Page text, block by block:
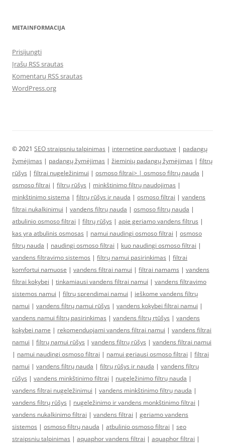
METAINFORMACIJA
Prisijungti
Įrašų RSS srautas
Komentarų RSS srautas
WordPress.org
© 2021 SEO straipsniu talpinimas | internetine parduotuve | padangų
žymėjimas | padangų žymėjimas | žieminių padangų žymėjimas | filtrų
rūšys | filtrai nugeležinimui | osmoso filtrai> | osmoso filtrų nauda |
osmoso filtrai | filtrų rūšys | minkštinimo filtrų naudojimas |
minkštinimo sistema | filtrų rūšys ir nauda | osmoso filtrai | vandens
filtrai nukalkinimui | vandens filtrų nauda | osmoso filtrų nauda |
atbulinio osmoso filtrai | filtrų rūšys | apie geriamo vandens filtrus |
kas yra atbulinis osmosas | namui naudingi osmoso filtrai | osmoso
filtrų nauda | naudingi osmoso filtrai | kuo naudingi osmoso filtrai |
vandens filtravimo sistemos | filtrų namui pasirinkimas | filtrai
komfortui namuose | vandens filtrai namui | filtrai namams | vandens
filtrai kokybei | tinkamiausi vandens filtrai namui | vandens filtravimo
sistemos namui | filtrų sprendimai namui | ieškome vandens filtrų
namui | vandens filtrų namui rūšys | vandens kokybei filtrai namui |
vandens namui filtrų pasirinkimas | vandens filtrų rtūšys | vandens
kokybei name | rekomenduojami vandens filtrai namui | vandens filtrai
namui | filtrų namui rūšys | vandens filtrų rūšys | vandens filtrai namui
| namui naudingi osmoso filtrai | namui geriausi osmoso filtrai | filtrai
namui | vandens filtrų nauda | filtrų rūšys ir nauda | vandens filtrų
rūšys | vandens minkštinimo filtrai | nugeležinimo filtrų nauda |
vandens filtrai nugeležinimui | vandens minkštinimo filtrų nauda |
vandens filtrų rūšys | nugeležinimo ir vandens monkštinimo filtrai |
vandens nukalkinimo filtrai | vandens filtrai | geriamo vandens
sistemos | osmoso filtrų nauda | atbulinio osmoso filtrai | seo
straipsniu talpinimas | aquaphor vandens filtrai | aquaphor filtrai |